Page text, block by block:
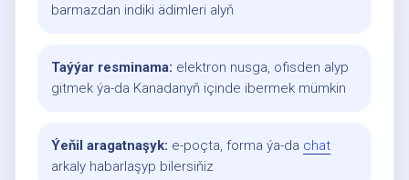
barmazdan indiki ädimleri alyň
Taýýar resminama: elektron nusga, ofisden alyp
gitmek ýa-da Kanadanyň içinde ibermek mümkin
Ýeňil aragatnaşyk: e-poçta, forma ýa-da chat
arkaly habarlaşyp bilersiňiz